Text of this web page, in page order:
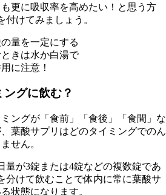
更に吸収率を高めたい！と思う方
付けてみましょう。
の量を一定にする
ときは水か白湯で
に注意！
グに飲む？
ングが「食前」「食後」「食間」な
葉酸サプリはどのタイミングでのん
せん。
量が3錠または4錠などの複数錠であ
分けて飲むことで体内に常に葉酸サ
状態になります。